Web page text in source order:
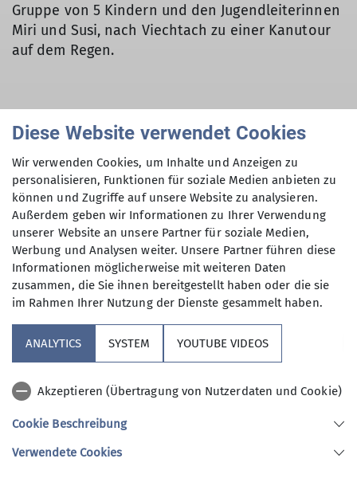
Gruppe von 5 Kindern und den Jugendleiterinnen
Miri und Susi, nach Viechtach zu einer Kanutour
auf dem Regen.
Auf dem Parkplatz angekommen wurde sich noch
einmal eingecremt und wir gingen los zu unserer
Einstiegsstelle. Dort wurden wir bereits von
unseren 3 Kanus und einem Guide erwartet.
Dieser erklärte uns die Strecke und half uns beim
Einstieg in die Boote. Von da an fuhren wir
entspannt auf dem Regen bis zu einer
Umstiegsstelle. Hier machten wir kurz Pause und
aßen ein bisschen Brotzeit. Nach der Stärkung
mussten wir die Kanus ein kleines Stück tragen,
um sie dann wieder selbst ins Wasser zu lassen. In
unseren Kanus sitzend fuhren wir (in großem
Bogen) an einer Schwanenfamilie vorbei, wir
sangen ein paar Seemannslieder und machten
Wettpaddeln. Nach Gesamt 10 km kamen wir stolz
und schon ein bisschen erschöpft am Ende der
Diese Website verwendet Cookies
Wir verwenden Cookies, um Inhalte und Anzeigen zu
personalisieren, Funktionen für soziale Medien anbieten zu
können und Zugriffe auf unsere Website zu analysieren.
Außerdem geben wir Informationen zu Ihrer Verwendung
unserer Website an unsere Partner für soziale Medien,
Werbung und Analysen weiter. Unsere Partner führen diese
Informationen möglicherweise mit weiteren Daten
zusammen, die Sie ihnen bereitgestellt haben oder die sie
im Rahmen Ihrer Nutzung der Dienste gesammelt haben.
ANALYTICS SYSTEM YOUTUBE VIDEOS
Akzeptieren (Übertragung von Nutzerdaten und Cookie)
Cookie Beschreibung
Verwendete Cookies